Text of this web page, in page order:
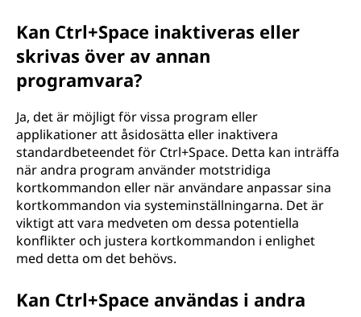
Kan Ctrl+Space inaktiveras eller
skrivas över av annan
programvara?
Ja, det är möjligt för vissa program eller
applikationer att åsidosätta eller inaktivera
standardbeteendet för Ctrl+Space. Detta kan inträffa
när andra program använder motstridiga
kortkommandon eller när användare anpassar sina
kortkommandon via systeminställningarna. Det är
viktigt att vara medveten om dessa potentiella
konflikter och justera kortkommandon i enlighet
med detta om det behövs.
Kan Ctrl+Space användas i andra